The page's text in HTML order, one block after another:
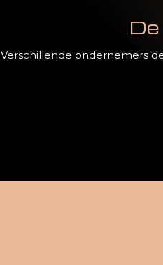
Verschillende ondernemers